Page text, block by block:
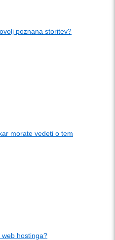
poznana storitev?
morate vedeti o tem
hostinga?